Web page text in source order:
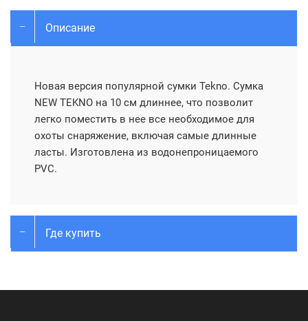
Описание
Новая версия популярной сумки Tekno. Сумка
NEW TEKNO на 10 см длиннее, что позволит
легко поместить в нее все необходимое для
охоты снаряжение, включая самые длинные
ласты. Изготовлена из водонепроницаемого
PVC.
Где купить